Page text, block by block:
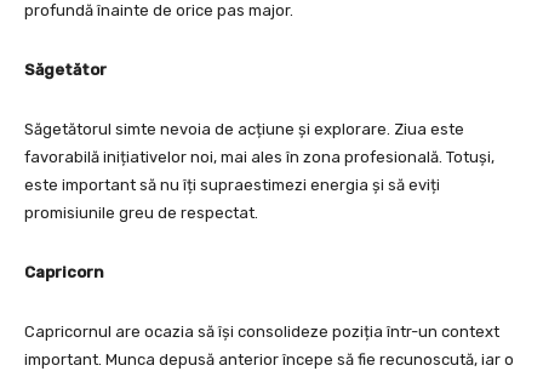
profundă înainte de orice pas major.
Săgetător
Săgetătorul simte nevoia de acțiune și explorare. Ziua este
favorabilă inițiativelor noi, mai ales în zona profesională. Totuși,
este important să nu îți supraestimezi energia și să eviți
promisiunile greu de respectat.
Capricorn
Capricornul are ocazia să își consolideze poziția într-un context
important. Munca depusă anterior începe să fie recunoscută, iar o